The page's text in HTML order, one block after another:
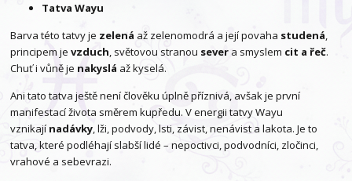
Tatva Wayu
Barva této tatvy je zelená až zelenomodrá a její povaha studená,
principem jevzduch, světovou stranou severa smyslem cit a řeč.
Chuť i vůně je nakyslá až kyselá.
Ani tato tatva ještě není člověku úplně příznivá, avšak je první
manifestací života směrem kupředu. V energii tatvy Wayu
vznikají nadávky, lži, podvody, lsti, závist, nenávist a lakota. Je to
tatva, které podléhají slabší lidé – nepoctivci, podvodníci, zločinci,
vrahové a sebevrazi.